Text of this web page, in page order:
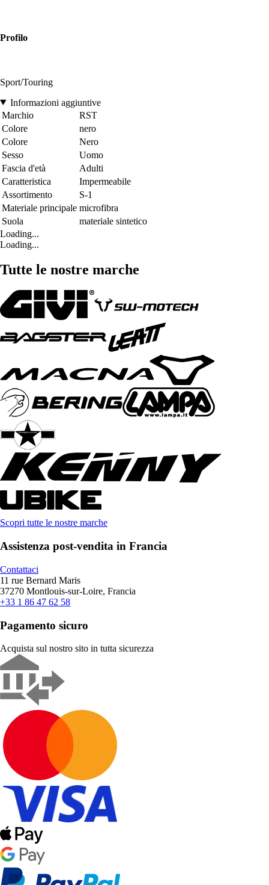
Profilo
Sport/Touring
Informazioni aggiuntive
Marchio
RST
Colore
nero
Colore
Nero
Sesso
Uomo
Fascia d'età
Adulti
Caratteristica
Impermeabile
Assortimento
S-1
Materiale principale microfibra
Suola
materiale sintetico
Loading...
Loading...
Tutte le nostre marche
Scopri tutte le nostre marche
Assistenza post-vendita in Francia
Contattaci
11 rue Bernard Maris
37270 Montlouis-sur-Loire, Francia
+33 1 86 47 62 58
Pagamento sicuro
Acquista sul nostro sito in tutta sicurezza